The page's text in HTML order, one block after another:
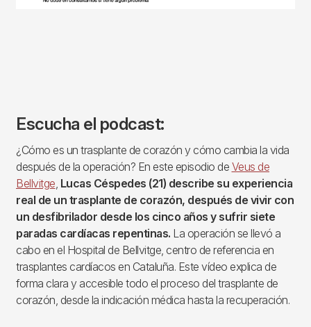
Escucha el podcast:
¿Cómo es un trasplante de corazón y cómo cambia la vida
después de la operación? En este episodio de Veus de
Bellvitge Lucas Céspedes (21) describe su experiencia
real de un trasplante de corazón, después de vivir con
un desfibrilador desde los cinco años y sufrir siete
paradas cardíacas repentinas. La operación se llevó a
cabo en el Hospital de Bellvitge, centro de referencia en
trasplantes cardíacos en Cataluña. Este vídeo explica de
forma clara y accesible todo el proceso del trasplante de
corazón, desde la indicación médica hasta la recuperación.